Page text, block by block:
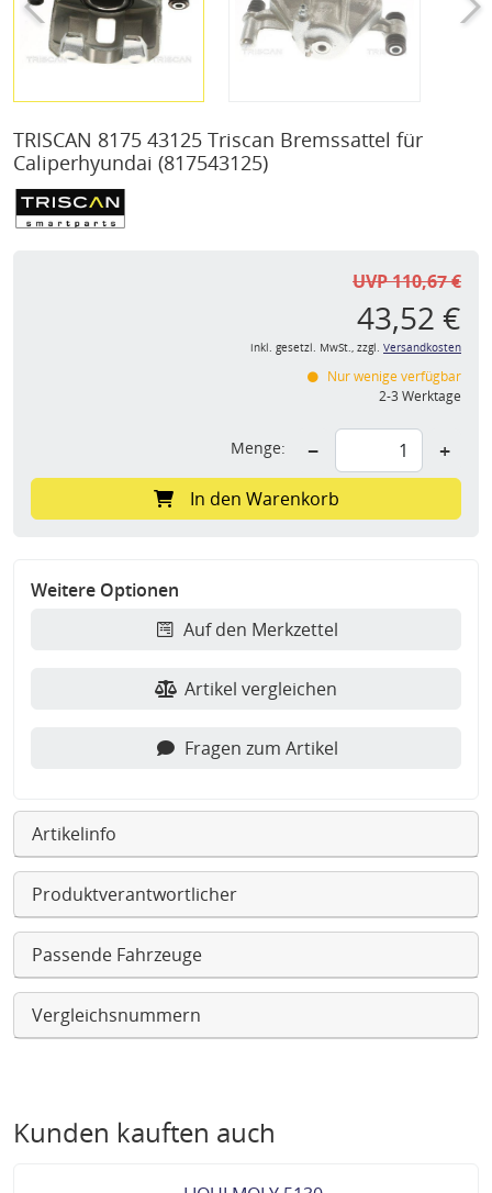
TRISCAN 8175 43125 Triscan Bremssattel für
Caliperhyundai (817543125)
UVP 110,67 €
43,52 €
inkl. gesetzl. MwSt., zzgl. Versandkosten
Nur wenige verfügbar
2-3 Werktage
Menge: − +
In den Warenkorb
Weitere Optionen
Auf den Merkzettel
Artikel vergleichen
Fragen zum Artikel
Artikelinfo
Produktverantwortlicher
Passende Fahrzeuge
Vergleichsnummern
Kunden kauften auch